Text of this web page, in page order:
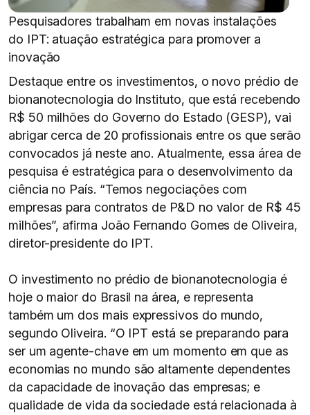
Pesquisadores trabalham em novas instalações
do IPT: atuação estratégica para promover a
inovação
Destaque entre os investimentos, o novo prédio de
bionanotecnologia do Instituto, que está recebendo
R$ 50 milhões do Governo do Estado (GESP), vai
abrigar cerca de 20 profissionais entre os que serão
convocados já neste ano. Atualmente, essa área de
pesquisa é estratégica para o desenvolvimento da
ciência no País. “Temos negociações com
empresas para contratos de P&D no valor de R$ 45
milhões”, afirma João Fernando Gomes de Oliveira,
diretor-presidente do IPT.
O investimento no prédio de bionanotecnologia é
hoje o maior do Brasil na área, e representa
também um dos mais expressivos do mundo,
segundo Oliveira. “O IPT está se preparando para
ser um agente-chave em um momento em que as
economias no mundo são altamente dependentes
da capacidade de inovação das empresas; e
qualidade de vida da sociedade está relacionada à